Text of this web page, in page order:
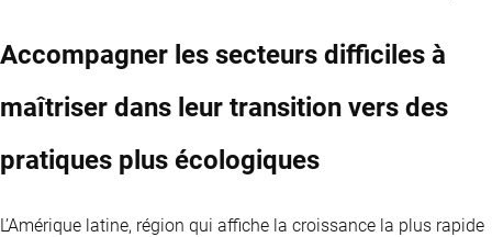
Accompagner les secteurs difficiles à
maîtriser dans leur transition vers des
pratiques plus écologiques
L’Amérique latine, région qui affiche la croissance la plus rapide